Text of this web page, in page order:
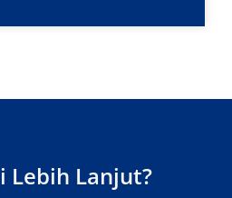
Lebih Lanjut?